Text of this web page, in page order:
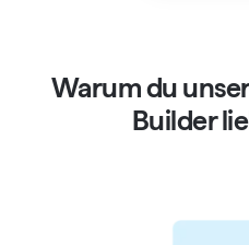
Warum du
Builder